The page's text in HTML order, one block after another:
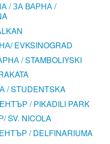
/ ЗА ВАРНА /
EVKSINOGRAD
/ STAMBOLIYSKI
STUDENTSKA
/ PIKADILI PARK
NICOLA
/ DELFINARIUMA